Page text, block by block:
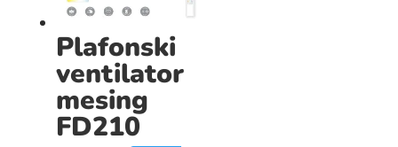
Plafonski
ventilator
mesing
FD210